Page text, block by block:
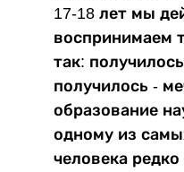
17-18 лет мы
воспринимаем
так:
получилось -
образование
одному из
человека